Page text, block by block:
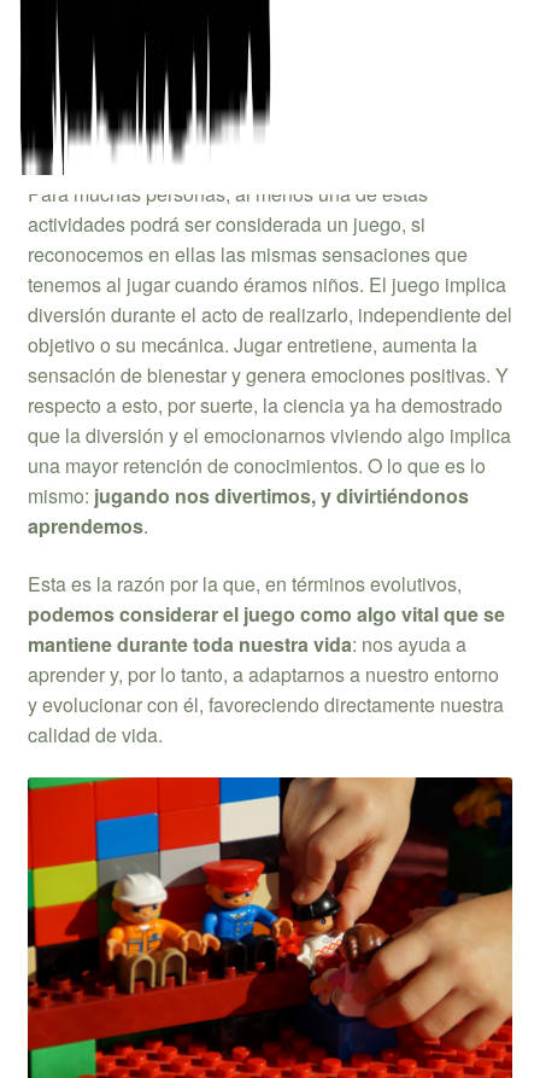
construir maquetas de edificios? ¿Y realizar el
mantenimiento de un coche tunneado? ¿Lo es escribir
una novela, cantar, lanzar un juguete al perro para que
lo coja? ¿Y realizar una campaña para que nuestros
amigos vivan aventuras tirando dados en una mesa?
Para muchas personas, al menos una de estas
actividades podrá ser considerada un juego, si
reconocemos en ellas las mismas sensaciones que
tenemos al jugar cuando éramos niños. El juego implica
diversión durante el acto de realizarlo, independiente del
objetivo o su mecánica. Jugar entretiene, aumenta la
sensación de bienestar y genera emociones positivas. Y
respecto a esto, por suerte, la ciencia ya ha demostrado
que la diversión y el emocionarnos viviendo algo implica
una mayor retención de conocimientos. O lo que es lo
mismo: jugando nos divertimos, y divirtiéndonos
aprendemos.
Esta es la razón por la que, en términos evolutivos,
podemos considerar el juego como algo vital que se
mantiene durante toda nuestra vida: nos ayuda a
aprender y, por lo tanto, a adaptarnos a nuestro entorno
y evolucionar con él, favoreciendo directamente nuestra
calidad de vida.